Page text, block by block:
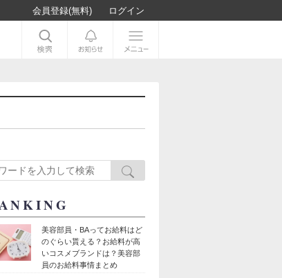
会員登録(無料) ログイン
美容部員・BAってお給料はど
のぐらい貰える？お給料が高
いコスメブランドは？美容部
員のお給料事情まとめ